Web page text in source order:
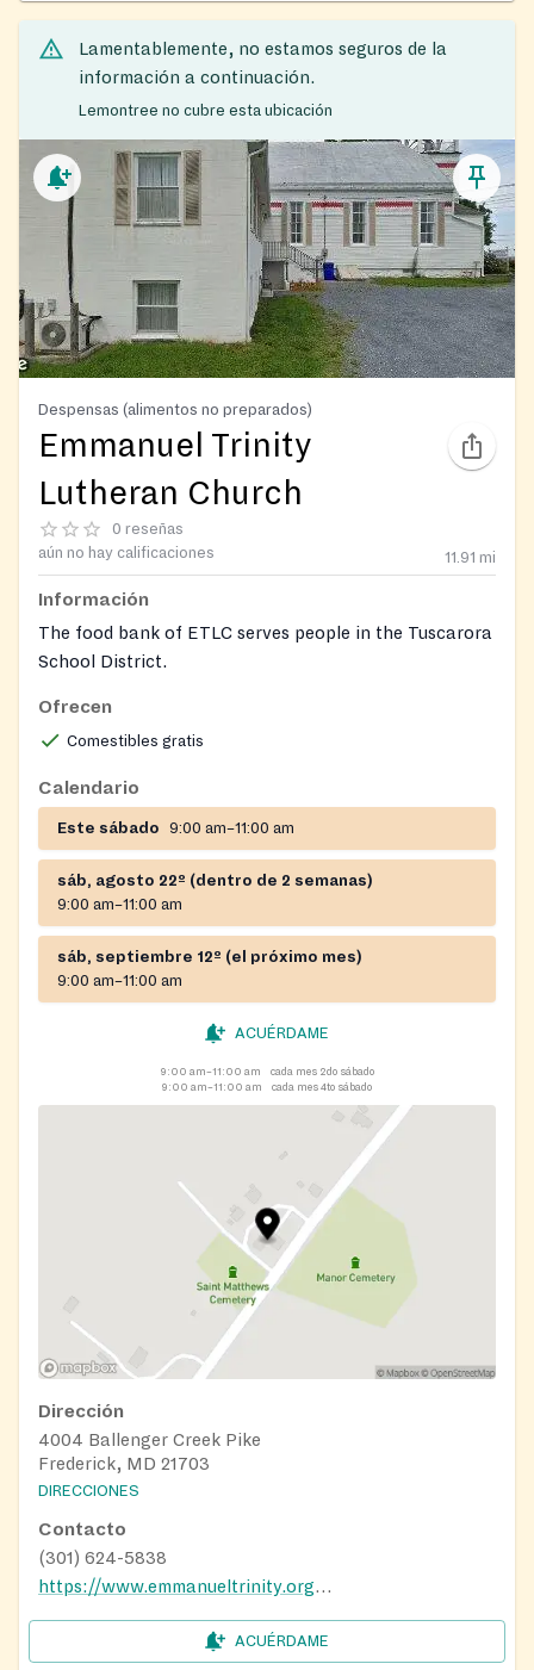
Lamentablemente, no estamos seguros de la
información a continuación.
Lemontree no cubre esta ubicación
Despensas (alimentos no preparados)
Emmanuel Trinity
Lutheran Church
0 reseñas
aún no hay calificaciones
11.91 mi
Información
The food bank of ETLC serves people in the Tuscarora
School District.
https://www.facebook.com/emmanueltrinitylutheran
Ofrecen
Comestibles gratis
Calendario
Este sábado 9:00 am–11:00 am
sáb, agosto 22º (dentro de 2 semanas)
9:00 am–11:00 am
sáb, septiembre 12º (el próximo mes)
9:00 am–11:00 am
ACUÉRDAME
9:00 am–11:00 am
cada mes 2do sábado
9:00 am–11:00 am
cada mes 4to sábado
Dirección
4004 Ballenger Creek Pike
Frederick, MD 21703
DIRECCIONES
Contacto
(301) 624-5838
https://www.emmanueltrinity.org/foodbank
ACUÉRDAME